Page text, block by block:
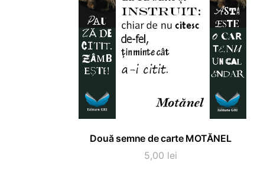
ADAUGĂ ÎN COȘ
Două semne de carte MOTĂNEL
5,00 lei